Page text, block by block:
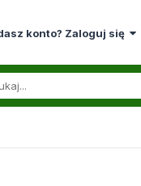
konto? Zaloguj się